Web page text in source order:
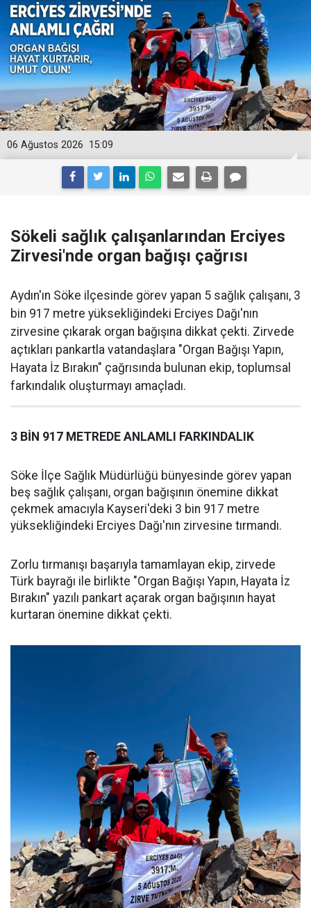
15:09
06 Ağustos 2026
Sökeli sağlık çalışanlarından Erciyes
Zirvesi'nde organ bağışı çağrısı
Aydın'ın Söke ilçesinde görev yapan 5 sağlık çalışanı, 3
bin 917 metre yüksekliğindeki Erciyes Dağı'nın
zirvesine çıkarak organ bağışına dikkat çekti. Zirvede
açtıkları pankartla vatandaşlara "Organ Bağışı Yapın,
Hayata İz Bırakın" çağrısında bulunan ekip, toplumsal
farkındalık oluşturmayı amaçladı.
3 BİN 917 METREDE ANLAMLI FARKINDALIK
Söke İlçe Sağlık Müdürlüğü bünyesinde görev yapan
beş sağlık çalışanı, organ bağışının önemine dikkat
çekmek amacıyla Kayseri'deki 3 bin 917 metre
yüksekliğindeki Erciyes Dağı'nın zirvesine tırmandı.
Zorlu tırmanışı başarıyla tamamlayan ekip, zirvede
Türk bayrağı ile birlikte "Organ Bağışı Yapın, Hayata İz
Bırakın" yazılı pankart açarak organ bağışının hayat
kurtaran önemine dikkat çekti.